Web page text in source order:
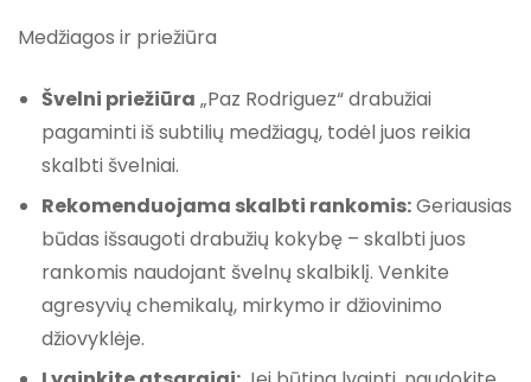
Medžiagos ir priežiūra
Švelni priežiūra „Paz Rodriguez“ drabužiai
pagaminti iš subtilių medžiagų, todėl juos reikia
skalbti švelniai.
Rekomenduojama skalbti rankomis:Geriausias
būdas išsaugoti drabužių kokybę – skalbti juos
rankomis naudojant švelnų skalbiklį. Venkite
agresyvių chemikalų, mirkymo ir džiovinimo
džiovyklėje.